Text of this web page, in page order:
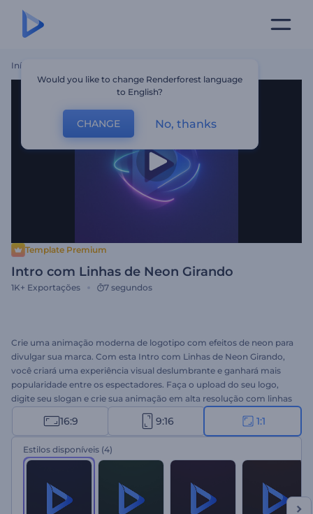
Início
Template Premium
Intro com Linhas de Neon Girando
1K+ Exportações 7 segundos
Crie uma animação moderna de logotipo com efeitos de neon para
divulgar sua marca. Com esta Intro com Linhas de Neon Girando,
você criará uma experiência visual deslumbrante e ganhará mais
popularidade entre os espectadores. Faça o upload do seu logo,
digite seu slogan e crie sua animação em alta resolução com linhas
de neon girando ao redor. Ideal para divulgar produtos de
tecnologia ou promoções de empresas, apresentações de marcas e
outros projetos criativos. Experimente agora!
16:9 9:16 1:1
Estilos disponíveis (4)
Would you like to change Renderforest language
to English?
CHANGE No, thanks